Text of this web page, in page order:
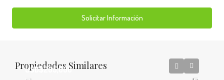
Solicitar Información
Propiedades Similares
USD$205,000